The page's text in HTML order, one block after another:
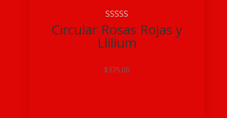
Circular Rosas Rojas y
Llilium
$375.00